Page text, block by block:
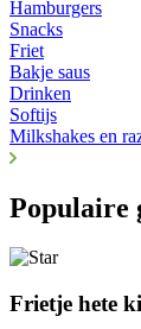
Hamburgers
Snacks
Friet
Bakje saus
Drinken
Softijs
Milkshakes en
Populaire
Frietje hete